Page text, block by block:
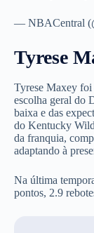
— NBACentral
Tyrese
Tyrese Maxey foi
escolha geral do
baixa e das
do Kentucky
da franquia,
adaptando à
Na última
pontos, 2.9